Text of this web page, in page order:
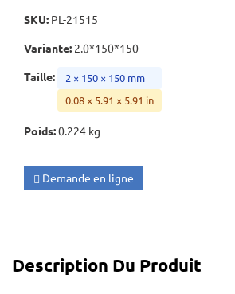
SKU: PL-21515
Variante: 2.0*150*150
Taille:
2 × 150 × 150 mm
0.08 × 5.91 × 5.91 in
Poids:0.224 kg
Demande en ligne
Description Du Produit